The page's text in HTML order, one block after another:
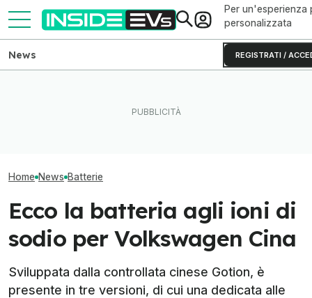
Per un'esperienza
personalizzata
REGISTRATI /
News
Home News Batterie
Ecco la batteria agli ioni di
sodio per Volkswagen Cina
Sviluppata dalla controllata cinese Gotion, è
presente in tre versioni, di cui una dedicata alle